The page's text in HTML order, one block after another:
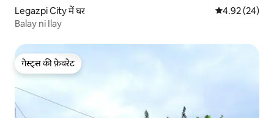
Legazpi City में घर औसत रेटिंग 5 में
4.92 (24)
Balay ni Ilay
गेस्ट्स की फ़ेवरेट
गेस्ट्स की फ़ेवरेट